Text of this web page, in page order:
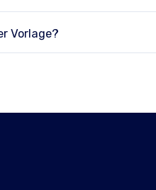
Vorlage?